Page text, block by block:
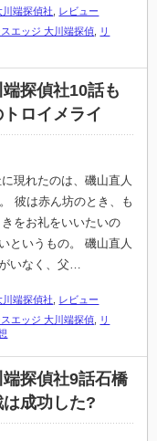
川端探偵社
レビュー
スエッジ 大川端探偵
リ
探偵社10話も
ロイメライ
現れたのは、磯山直人
彼は赤ん坊のとき、も
をお礼をいいたいの
というもの。 磯山直人
いなく、父…
川端探偵社
レビュー
スエッジ 大川端探偵
リ
探偵社9話石橋
成功した?